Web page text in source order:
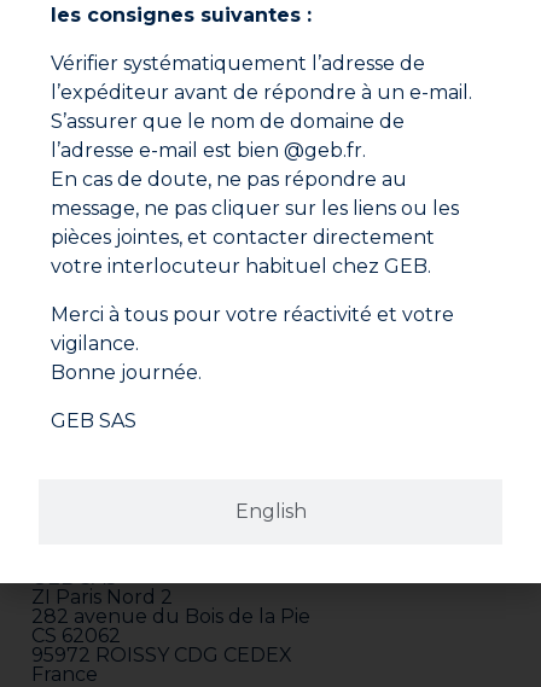
Fiche technique
Fiche de données de sécurité
ZI Paris Nord 2
282 avenue du Bois de la Pie
CS 62062
95972 ROISSY CDG CEDEX
France
English
les consignes suivantes :
Vérifier systématiquement l’adresse de
l’expéditeur avant de répondre à un e-mail.
S’assurer que le nom de domaine de
l’adresse e-mail est bien @geb.fr.
En cas de doute, ne pas répondre au
message, ne pas cliquer sur les liens ou les
pièces jointes, et contacter directement
votre interlocuteur habituel chez GEB.
Merci à tous pour votre réactivité et votre
vigilance.
Bonne journée.
GEB SAS